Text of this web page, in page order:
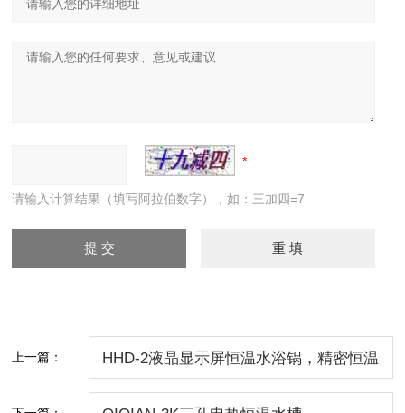
请输入计算结果（填写阿拉伯数字），如：三加四=7
上一篇： HHD-2液晶显示屏恒温水浴锅，精密恒温